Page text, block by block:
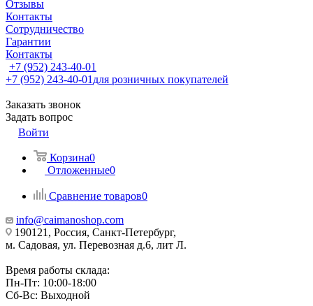
Отзывы
Контакты
Сотрудничество
Гарантии
Контакты
+7 (952) 243-40-01
+7 (952) 243-40-01 для розничных покупателей
Заказать звонок
Задать вопрос
Войти
Корзина0
Отложенные0
Сравнение товаров0
info@caimanoshop.com
190121, Россия, Санкт-Петербург,
м. Садовая, ул. Перевозная д.6, лит Л.
Время работы склада:
Пн-Пт: 10:00-18:00
Сб-Вс: Выходной